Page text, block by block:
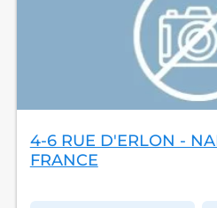
4-6 RUE D'ERLON -
FRANCE